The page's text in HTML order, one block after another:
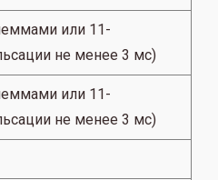
или 11-
не менее 3 мс)
или 11-
не менее 3 мс)